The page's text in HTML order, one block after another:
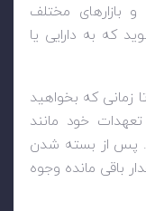
بازارهای مختلف
که به دارایی یا
زمانی که بخواهید
خود مانند
پس از بسته شدن
باقی مانده وجوه